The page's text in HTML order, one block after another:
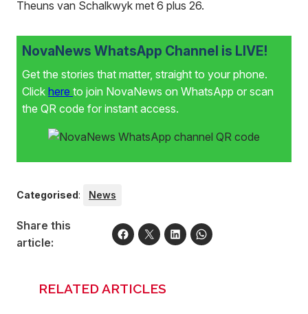
Theuns van Schalkwyk met 6 plus 26.
NovaNews WhatsApp Channel is LIVE!
Get the stories that matter, straight to your phone.
Click here to join NovaNews on WhatsApp or scan
the QR code for instant access.
Categorised : News
Share this
article:
RELATED ARTICLES